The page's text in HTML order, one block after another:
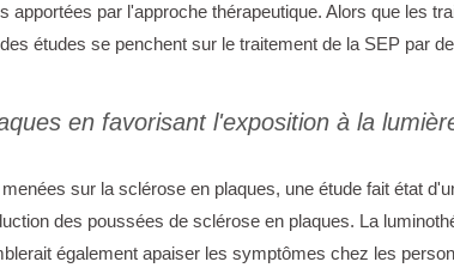
apportées par l'approche thérapeutique. Alors que les
études se penchent sur le traitement de la SEP par
en favorisant l'exposition à la
sur la sclérose en plaques, une étude fait état
des poussées de sclérose en plaques. La
également apaiser les symptômes chez les